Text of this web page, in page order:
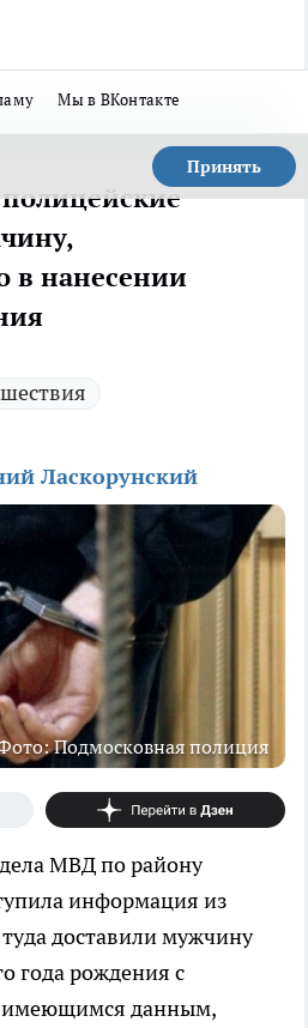
Мы в ВКонтакте
Принять
в нанесении
Ласкорунский
Подмосковная полиция
МВД по району
информация из
доставили мужчину
года рождения с
имеющимся данным,